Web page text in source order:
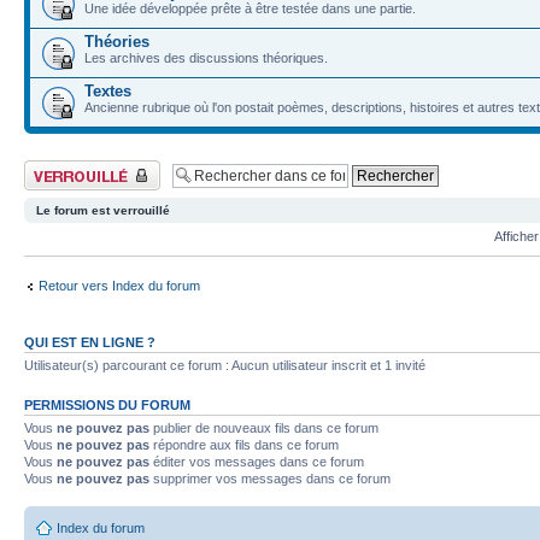
Une idée développée prête à être testée dans une partie.
Théories
Les archives des discussions théoriques.
Textes
Ancienne rubrique où l'on postait poèmes, descriptions, histoires et autres
Forum verrouillé
Le forum est verrouillé
Retour vers Index du forum
QUI EST EN LIGNE ?
Utilisateur(s) parcourant ce forum : Aucun utilisateur inscrit et 1 invité
PERMISSIONS DU FORUM
Vous ne pouvez pas publier de nouveaux fils dans ce forum
Vous ne pouvez pas répondre aux fils dans ce forum
Vous ne pouvez pas éditer vos messages dans ce forum
Vous ne pouvez pas supprimer vos messages dans ce forum
Index du forum